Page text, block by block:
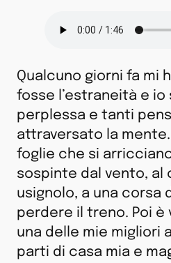
Qualcuno giorni fa mi
fosse l’estraneità e io
perplessa e tanti
attraversato la
foglie che si
sospinte dal vento, al
usignolo, a una corsa
perdere il treno. Poi è
una delle mie migliori
parti di casa mia e